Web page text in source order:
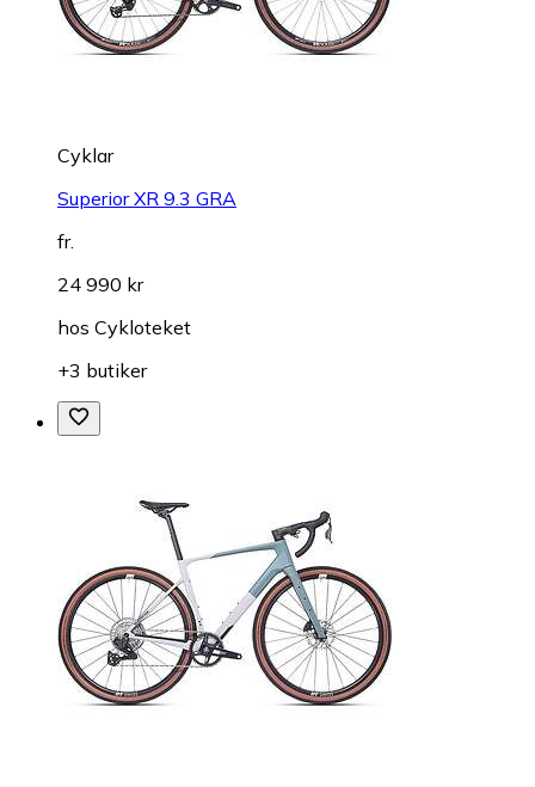
Cyklar
Superior XR 9.3 GRA
fr.
24 990 kr
hos Cykloteket
+3 butiker